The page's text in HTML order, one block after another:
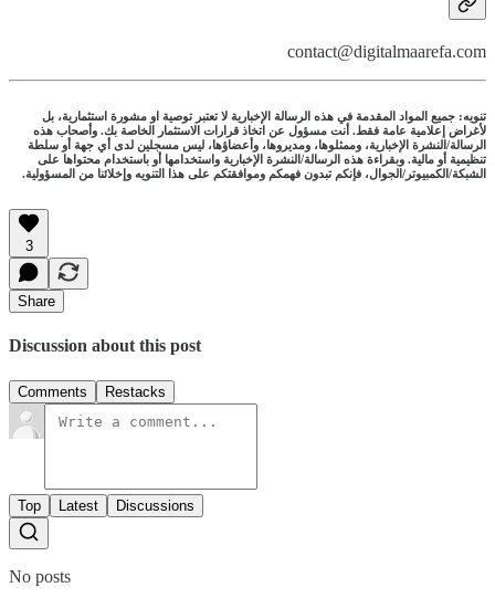
contact@digitalmaarefa.com
تنويه: جميع المواد المقدمة في هذه الرسالة الإخبارية لا تعتبر توصية او مشورة استثمارية، بل
لأغراض إعلامية عامة فقط. أنت مسؤول عن اتخاذ قرارات الاستثمار الخاصة بك. وأصحاب هذه
الرسالة/النشرة الإخبارية، وممثلوها، ومديروها، وأعضاؤها، ليس مسجلين لدى أي جهة أو سلطة
تنظيمية أو مالية. وبقراءة هذه الرسالة/النشرة الإخبارية واستخدامها أو باستخدام محتواها على
الشبكة/الكمبيوتر/الجوال، فإنكم تبدون فهمكم وموافقتكم على هذا التنويه وإخلائنا من المسؤولية.
3
Share
Discussion about this post
Comments Restacks
Top Latest Discussions
No posts